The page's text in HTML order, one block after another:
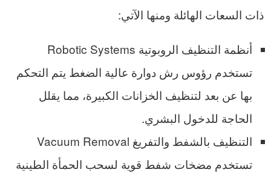
ذات السعات الهائلة ومنها الآتي:
أنظمة التنظيف الروبوتية Robotic Systems
تستخدم رؤوس رش دوارة عالية الضغط يتم التحكم
بها عن بعد لتنظيف الخزانات الكبيرة، مما يقلل
الحاجة للدخول البشري.
التنظيف بالشفط والتفريغ Vacuum Removal
تستخدم مضخات شفط قوية لسحب الحمأة الطينية